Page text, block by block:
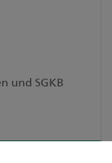
und SGKB